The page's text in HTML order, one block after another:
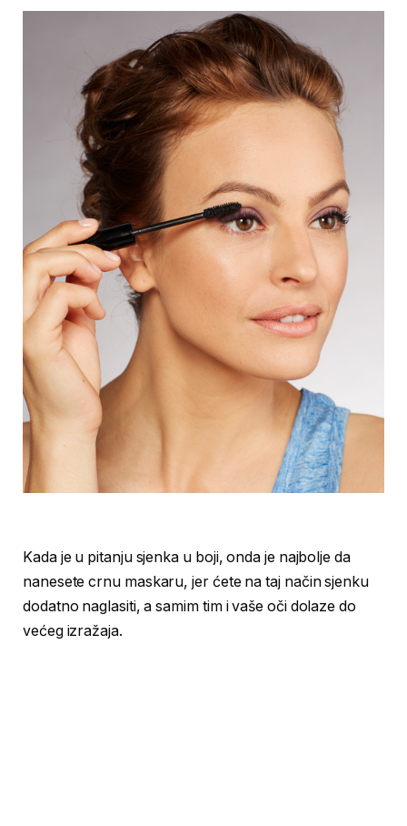
Kada je u pitanju sjenka u boji, onda je najbolje da
nanesete crnu maskaru, jer ćete na taj način sjenku
dodatno naglasiti, a samim tim i vaše oči dolaze do
većeg izražaja.